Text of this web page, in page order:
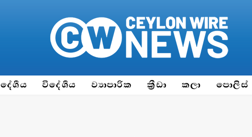
දේශීය විදේශීය ව්‍යාපාරික ක්‍රීඩා කලා පොලිස්